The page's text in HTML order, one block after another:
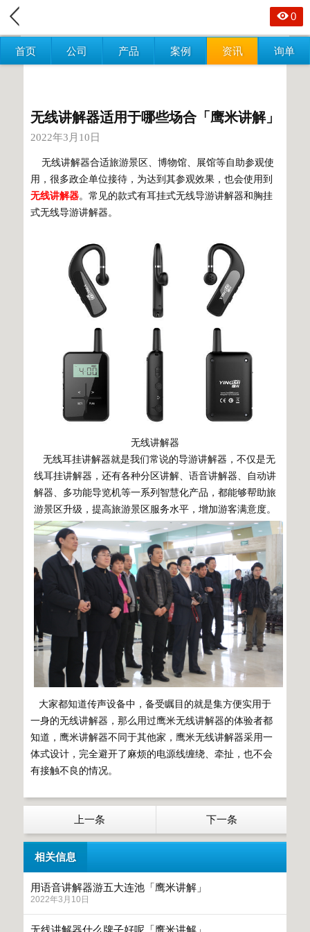
首页 公司 产品 案例 资讯 询单
0
无线讲解器适用于哪些场合「鹰米讲解」
2022年3月10日
无线讲解器合适旅游景区、博物馆、展馆等自助参观使
用，很多政企单位接待，为达到其参观效果，也会使用到
无线讲解器。常见的款式有耳挂式无线导游讲解器和胸挂
式无线导游讲解器。
无线讲解器
无线耳挂讲解器就是我们常说的导游讲解器，不仅是无
线耳挂讲解器，还有各种分区讲解、语音讲解器、自动讲
解器、多功能导览机等一系列智慧化产品，都能够帮助旅
游景区升级，提高旅游景区服务水平，增加游客满意度。
大家都知道传声设备中，备受瞩目的就是集方便实用于
一身的无线讲解器，那么用过鹰米无线讲解器的体验者都
知道，鹰米讲解器不同于其他家，鹰米无线讲解器采用一
体式设计，完全避开了麻烦的电源线缠绕、牵扯，也不会
有接触不良的情况。
上一条 下一条
相关信息
用语音讲解器游五大连池「鹰米讲解」
2022年3月10日
无线讲解器什么牌子好呢「鹰米讲解」